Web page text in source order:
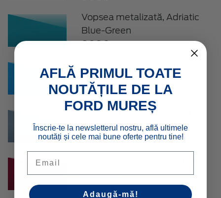
Vopsea metalizată, Adriatic
Blue-Green
900€
Blue Metallic
1.300€
Vopsea metalizată, Vapor
Blue / Whisper Blue
1.300€
Magenta
1.300€
AFLĂ PRIMUL TOATE
NOUTĂȚILE DE LA
FORD MUREȘ
Înscrie-te la newsletterul nostru, află ultimele
noutăți și cele mai bune oferte pentru tine!
Adaugă-mă!